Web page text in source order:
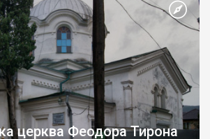
церква Феодора Тирона